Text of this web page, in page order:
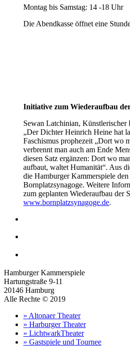
Montag bis Samstag: 14 -18 Uhr
Die Abendkasse öffnet eine
Initiative zum Wiederaufbau
Sewan Latchinian, Künstlerischer
„Der Dichter Heinrich Heine hat
Faschismus prophezeit „Dort wo
verbrennt man auch am Ende
diesen Satz ergänzen: Dort wo
aufbaut, waltet Humanität“. Aus
die Hamburger Kammerspiele
Bornplatzsynagoge. Weitere
zum geplanten Wiederaufbau der
www.bornplatzsynagoge.de.
Hamburger Kammerspiele
Hartungstraße 9-11
20146 Hamburg
Alle Rechte © 2019
» Altonaer Theater
» Harburger Theater
» LichtwarkTheater
» Gastspiele und Tournee